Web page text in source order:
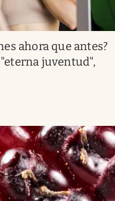
ahora que antes?
juventud",